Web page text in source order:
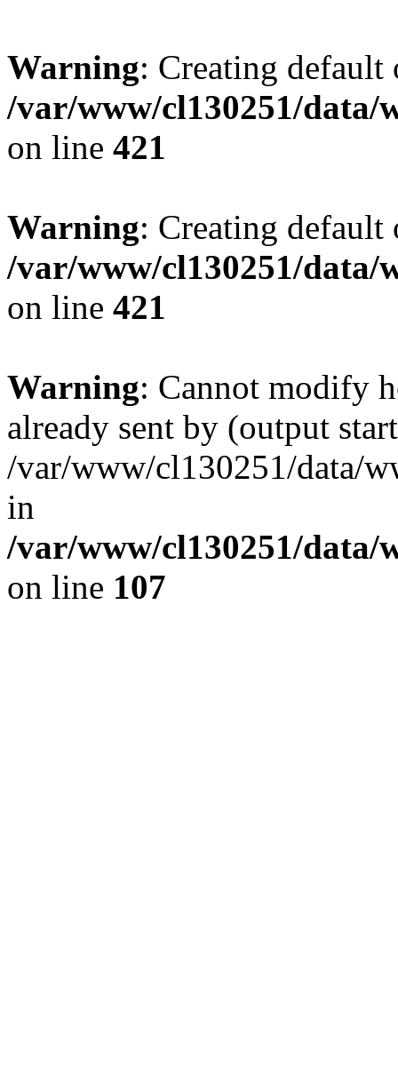
Warning: Creating
/var/www/cl130251/data/
on line 421
Warning: Creating
/var/www/cl130251/data/
on line 421
Warning: Cannot modify
already sent by (output
/var/www/cl130251/data/
in
/var/www/cl130251/data/
on line 107